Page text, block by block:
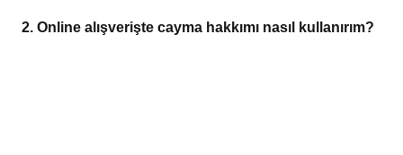
2. Online alışverişte cayma hakkımı nasıl kullanırım?